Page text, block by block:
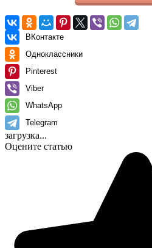
ВКонтакте
Одноклассники
Pinterest
Viber
WhatsApp
Telegram
загрузка...
Оцените статью